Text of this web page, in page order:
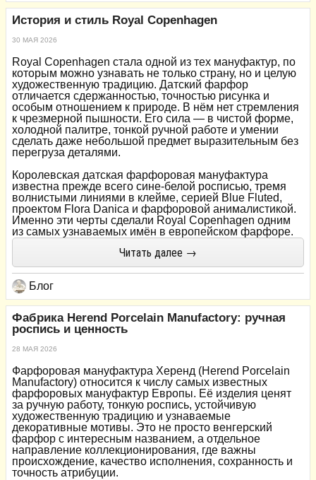
История и стиль Royal Copenhagen
30 МАЯ 2026
Royal Copenhagen стала одной из тех мануфактур, по
которым можно узнавать не только страну, но и целую
художественную традицию. Датский фарфор
отличается сдержанностью, точностью рисунка и
особым отношением к природе. В нём нет стремления
к чрезмерной пышности. Его сила — в чистой форме,
холодной палитре, тонкой ручной работе и умении
сделать даже небольшой предмет выразительным без
перегруза деталями.
Королевская датская фарфоровая мануфактура
известна прежде всего сине‑белой росписью, тремя
волнистыми линиями в клейме, серией Blue Fluted,
проектом Flora Danica и фарфоровой анималистикой.
Именно эти черты сделали Royal Copenhagen одним
из самых узнаваемых имён в европейском фарфоре.
Читать далее →
Блог
Фабрика Herend Porcelain Manufactory: ручная
роспись и ценность
28 МАЯ 2026
Фарфоровая мануфактура Херенд (Herend Porcelain
Manufactory) относится к числу самых известных
фарфоровых мануфактур Европы. Её изделия ценят
за ручную работу, тонкую роспись, устойчивую
художественную традицию и узнаваемые
декоративные мотивы. Это не просто венгерский
фарфор с интересным названием, а отдельное
направление коллекционирования, где важны
происхождение, качество исполнения, сохранность и
точность атрибуции.